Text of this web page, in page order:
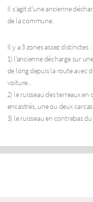
Il s’agit d’une ancienne
de la commune.
Il y a 3 zones assez distinctes :
1) l’ancienne décharge sur
de long depuis la route avec
voiture...
2) le ruisseau des terreaux
encastrés, une ou deux
3) le ruisseau en contrebas